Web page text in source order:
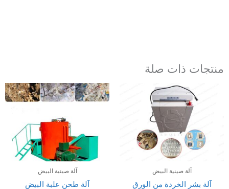
منتجات ذات صلة
آلة صينية البيض
آلة بشر الخردة من الورق
آلة صينية البيض
آلة طحن علبة البيض